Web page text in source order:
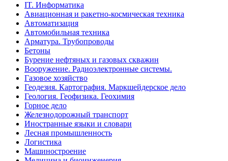
IT. Информатика
Авиационная и ракетно-космическая техника
Автоматизация
Автомобильная техника
Арматура. Трубопроводы
Бетоны
Бурение нефтяных и газовых скважин
Вооружение. Радиоэлектронные системы.
Газовое хозяйство
Геодезия. Картография. Маркшейдерское дело
Геология. Геофизика. Геохимия
Горное дело
Железнодорожный транспорт
Иностранные языки и словари
Лесная промышленность
Логистика
Машиностроение